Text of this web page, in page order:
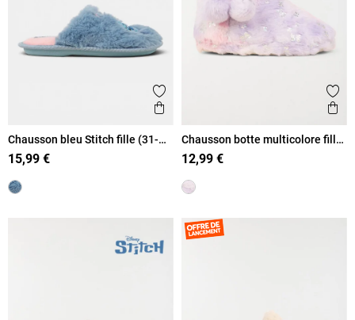
Ajouter aux favoris
Aperçu rapide
Chausson bleu Stitch fille (31-
35)
15,99 €
Chausson botte multicolore fille
(31-36)
12,99 €